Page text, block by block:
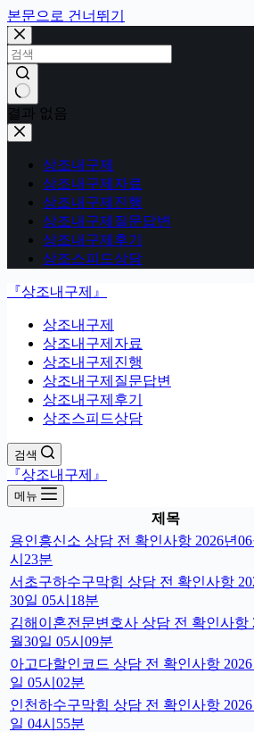
본문으로 건너뛰기
결과 없음
상조내구제
상조내구제자료
상조내구제진행
상조내구제질문답변
상조내구제후기
상조스피드상담
『상조내구제』
상조내구제
상조내구제자료
상조내구제진행
상조내구제질문답변
상조내구제후기
상조스피드상담
검색
『상조내구제』
메뉴
제목
용인흥신소 상담 전 확인사항 2026년
시23분
서초구하수구막힘 상담 전 확인사항
30일 05시18분
김해이혼전문변호사 상담 전 확인사항
월30일 05시09분
아고다할인코드 상담 전 확인사항
일 05시02분
인천하수구막힘 상담 전 확인사항
일 04시55분